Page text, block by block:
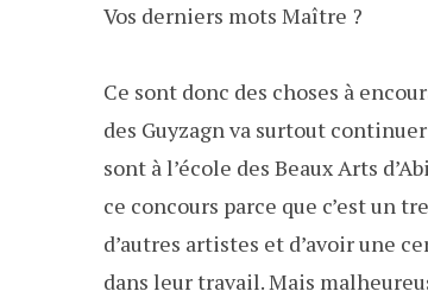
Vos derniers mots Maître ?
Ce sont donc des choses à
des Guyzagn va surtout
sont à l’école des Beaux Arts
ce concours parce que c’est un
d’autres artistes et d’avoir une
dans leur travail. Mais